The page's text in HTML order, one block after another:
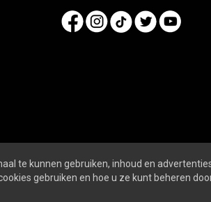
vanDe Markt Online
te kunnen gebruiken, inhoud en
gebruiken en hoe u ze kunt beheren